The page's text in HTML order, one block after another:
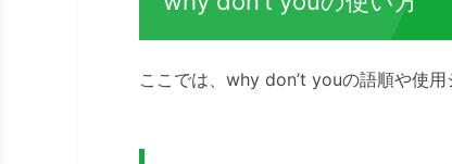
ここでは、why don’t youの語順や使用